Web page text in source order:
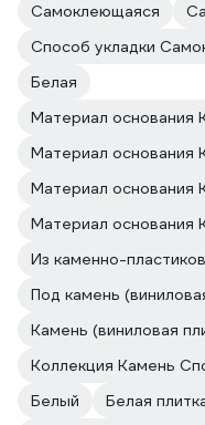
Самоклеющаяся
Способ укладки
Белая
Под камень
Камень (виниловая
Коллекция Камень
Белый
Белая